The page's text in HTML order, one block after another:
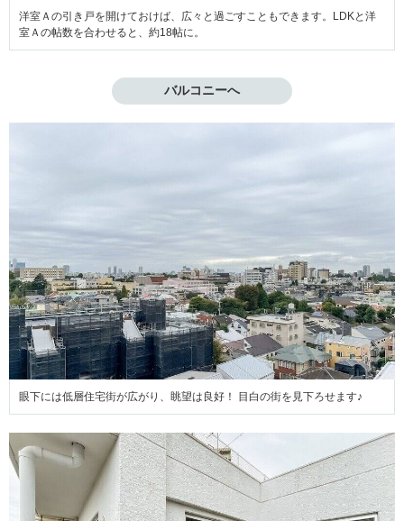
洋室Ａの引き戸を開けておけば、広々と過ごすこともできます。LDKと洋
室Ａの帖数を合わせると、約18帖に。
バルコニーへ
眼下には低層住宅街が広がり、眺望は良好！ 目白の街を見下ろせます♪